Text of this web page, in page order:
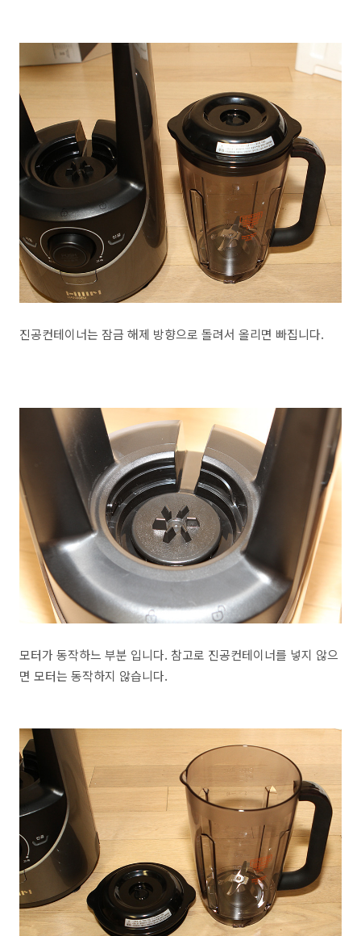
진공컨테이너는 잠금 해제 방향으로 돌려서 올리면 빠집니다.
모터가 동작하느 부분 입니다. 참고로 진공컨테이너를 넣지 않으
면 모터는 동작하지 않습니다.